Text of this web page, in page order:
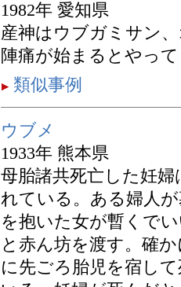
1982年 愛知県
産神はウブガミサン
陣痛が始まるとやっ
類似事例
ウブメ
1933年 熊本県
母胎諸共死亡した妊
れている。ある婦人
を抱いた女が暫くで
と赤ん坊を渡す。確
に先ごろ胎児を宿し